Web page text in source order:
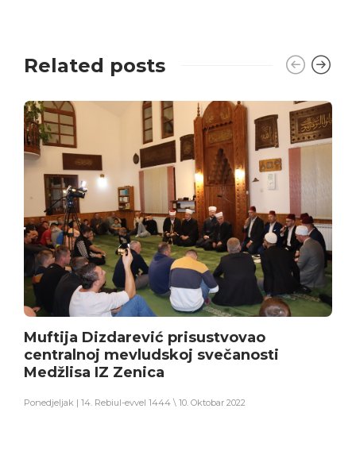
Related posts
Muftija Dizdarević prisustvovao
centralnoj mevludskoj svečanosti
Medžlisa IZ Zenica
Ponedjeljak | 14. Rebiul-evvel 1444 \ 10. Oktobar 2022